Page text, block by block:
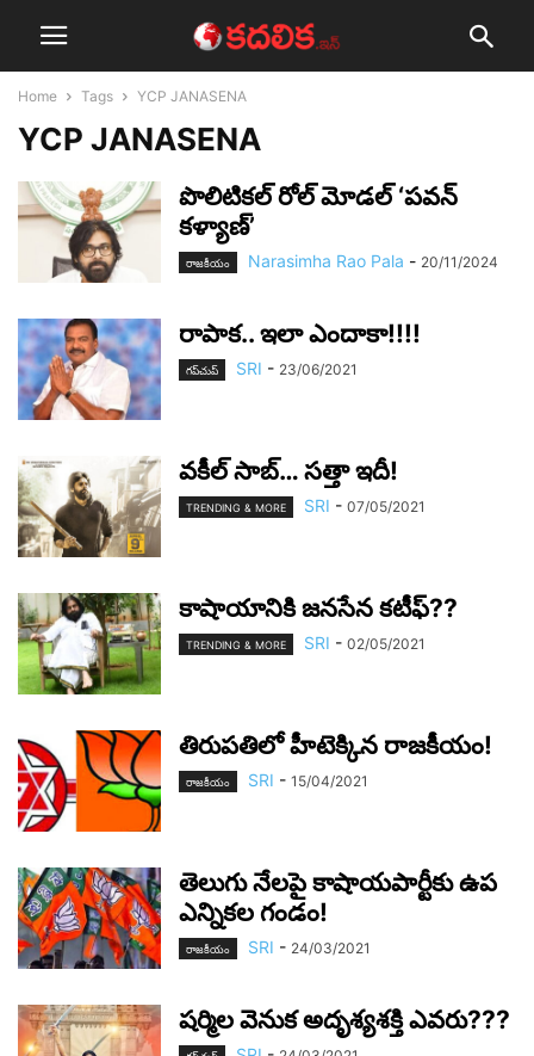
Home Tags YCP JANASENA
YCP JANASENA
పొలిటికల్ రోల్ మోడల్ ‘పవన్
కళ్యాణ్’
రాజ‌కీయం Narasimha Rao Pala - 20/11/2024
రాపాక‌.. ఇలా ఎందాకా!!!!
గ‌ప్‌చుప్ SRI - 23/06/2021
వ‌కీల్ సాబ్‌… స‌త్తా ఇదీ!
TRENDING & MORE SRI - 07/05/2021
కాషాయానికి జ‌నసేన క‌టీఫ్‌??
TRENDING & MORE SRI - 02/05/2021
తిరుప‌తిలో హీటెక్కిన రాజ‌కీయం!
రాజ‌కీయం SRI - 15/04/2021
తెలుగు నేల‌పై కాషాయ‌పార్టీకు ఉప
ఎన్నిక‌ల గండం!
రాజ‌కీయం SRI - 24/03/2021
ష‌ర్మిల వెనుక అదృశ్య‌శ‌క్తి ఎవ‌రు???